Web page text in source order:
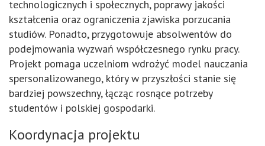
technologicznych i społecznych, poprawy jakości
kształcenia oraz ograniczenia zjawiska porzucania
studiów. Ponadto, przygotowuje absolwentów do
podejmowania wyzwań współczesnego rynku pracy.
Projekt pomaga uczelniom wdrożyć model nauczania
spersonalizowanego, który w przyszłości stanie się
bardziej powszechny, łącząc rosnące potrzeby
studentów i polskiej gospodarki.
Koordynacja projektu